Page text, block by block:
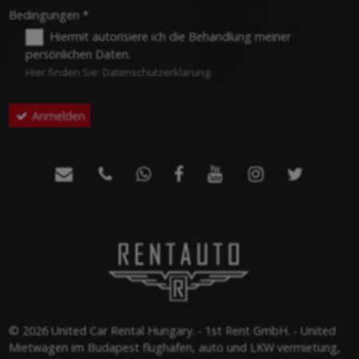
-Bedingungen *
Hiermit autorisiere ich die Behandlung meiner
persönlichen Daten.
Hier finden Sie: Datenschutzerklärung
Anmelden
      
© 2026 United Car Rental Hungary. - 1st Rent GmbH. - United
Mietwagen im Budapest flughafen, auto und LKW vermietung,